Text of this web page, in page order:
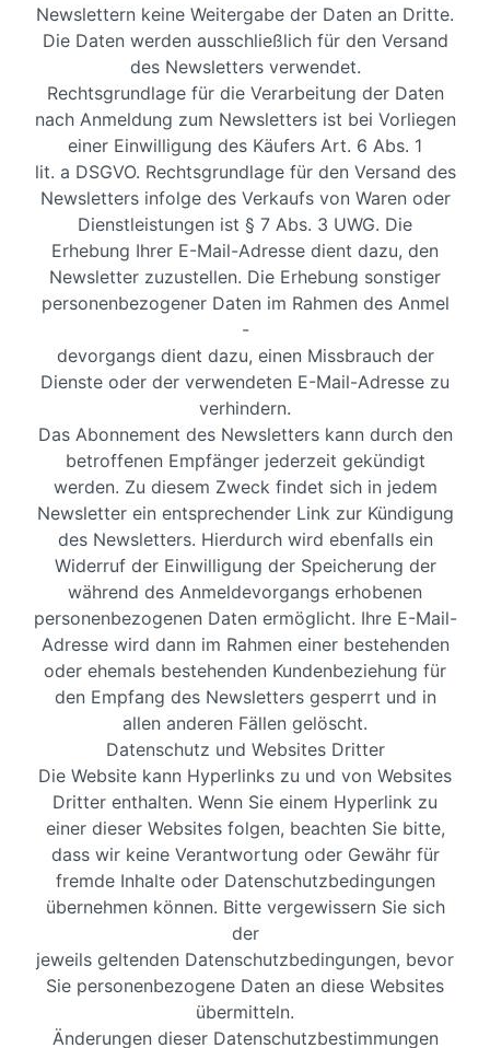
Newslettern keine Weitergabe der Daten an Dritte.
Die Daten werden ausschließlich für den Versand
des Newsletters verwendet.
Rechtsgrundlage für die Verarbeitung der Daten
nach Anmeldung zum Newsletters ist bei Vorliegen
einer Einwilligung des Käufers Art. 6 Abs. 1
lit. a DSGVO. Rechtsgrundlage für den Versand des
Newsletters infolge des Verkaufs von Waren oder
Dienstleistungen ist § 7 Abs. 3 UWG. Die
Erhebung Ihrer E-Mail-Adresse dient dazu, den
Newsletter zuzustellen. Die Erhebung sonstiger
personenbezogener Daten im Rahmen des Anmel
-
devorgangs dient dazu, einen Missbrauch der
Dienste oder der verwendeten E-Mail-Adresse zu
verhindern.
Das Abonnement des Newsletters kann durch den
betroffenen Empfänger jederzeit gekündigt
werden. Zu diesem Zweck findet sich in jedem
Newsletter ein entsprechender Link zur Kündigung
des Newsletters. Hierdurch wird ebenfalls ein
Widerruf der Einwilligung der Speicherung der
während des Anmeldevorgangs erhobenen
personenbezogenen Daten ermöglicht. Ihre E-Mail-
Adresse wird dann im Rahmen einer bestehenden
oder ehemals bestehenden Kundenbeziehung für
den Empfang des Newsletters gesperrt und in
allen anderen Fällen gelöscht.
Datenschutz und Websites Dritter
Die Website kann Hyperlinks zu und von Websites
Dritter enthalten. Wenn Sie einem Hyperlink zu
einer dieser Websites folgen, beachten Sie bitte,
dass wir keine Verantwortung oder Gewähr für
fremde Inhalte oder Datenschutzbedingungen
übernehmen können. Bitte vergewissern Sie sich
der
jeweils geltenden Datenschutzbedingungen, bevor
Sie personenbezogene Daten an diese Websites
übermitteln.
Änderungen dieser Datenschutzbestimmungen